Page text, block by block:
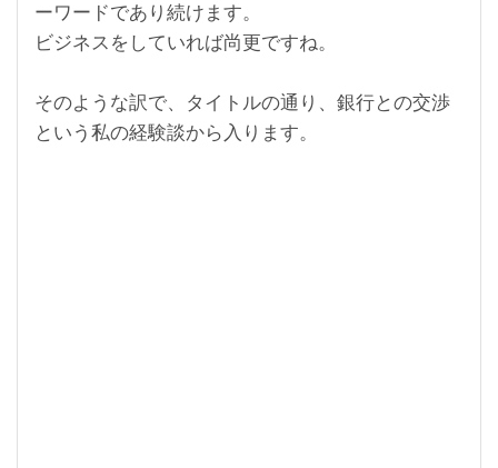
ーワードであり続けます。
ビジネスをしていれば尚更ですね。
そのような訳で、タイトルの通り、銀行との交渉
という私の経験談から入ります。